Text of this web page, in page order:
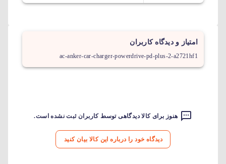
امتیاز و دیدگاه کاربران
ac-anker-car-charger-powerdrive-pd-plus-2-a2721hf1
هنوز برای کالا دیدگاهی توسط کاربران ثبت نشده است.
دیدگاه خود را درباره این کالا بیان کنید